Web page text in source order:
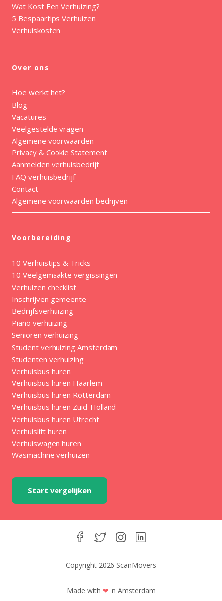
Wat Kost Een Verhuizing?
5 Bespaartips Verhuizen
Verhuiskosten
Over ons
Hoe werkt het?
Blog
Vacatures
Veelgestelde vragen
Algemene voorwaarden
Privacy & Cookie Statement
Aanmelden verhuisbedrijf
FAQ verhuisbedrijf
Contact
Algemene voorwaarden bedrijven
Voorbereiding
10 Verhuistips & Tricks
10 Veelgemaakte vergissingen
Verhuizen checklist
Inschrijven gemeente
Bedrijfsverhuizing
Piano verhuizing
Senioren verhuizing
Student verhuizing Amsterdam
Studenten verhuizing
Verhuisbus huren
Verhuisbus huren Haarlem
Verhuisbus huren Rotterdam
Verhuisbus huren Zuid-Holland
Verhuisbus huren Utrecht
Verhuislift huren
Verhuiswagen huren
Wasmachine verhuizen
Start vergelijken
Copyright 2026 ScanMovers
Made with ❤ in Amsterdam